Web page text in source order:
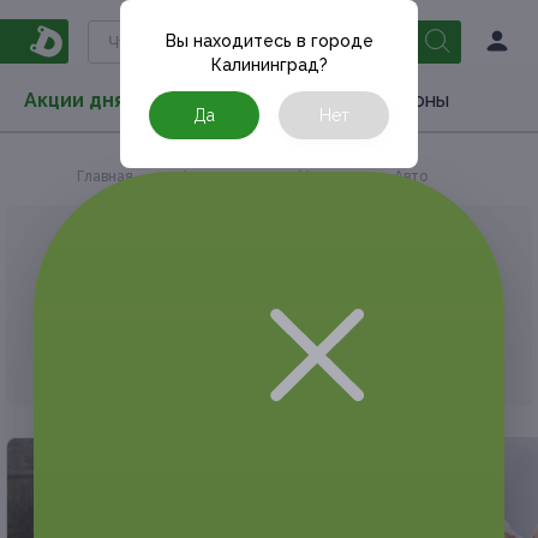
Акции дня Товары Туризм РестоКупоны
Вы находитесь в городе
Калининград?
Да Нет
Главная Акции дня Услуги Авто
АКЦИЯ, КОТОРУЮ ВЫ ИСКАЛИ, ЗАВЕРШЕНА.
Но у Frendi есть предложения, которые